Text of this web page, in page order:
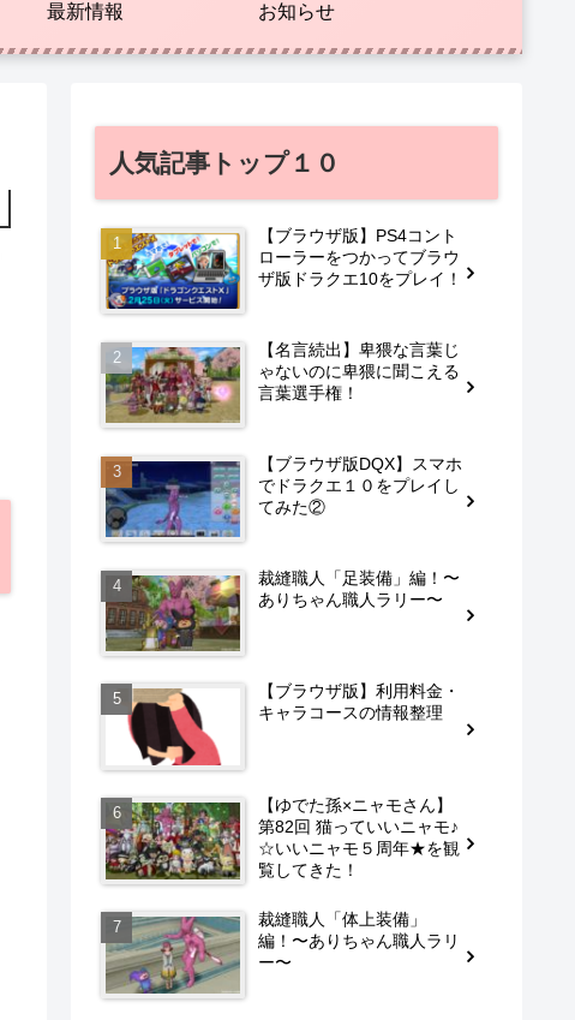
最新情報 お知らせ
人気記事トップ１０
【ブラウザ版】PS4コント
ローラーをつかってブラウ
ザ版ドラクエ10をプレイ！
【名言続出】卑猥な言葉じ
ゃないのに卑猥に聞こえる
言葉選手権！
【ブラウザ版DQX】スマホ
でドラクエ１０をプレイし
てみた②
裁縫職人「足装備」編！〜
ありちゃん職人ラリー〜
【ブラウザ版】利用料金・
キャラコースの情報整理
【ゆでた孫×ニャモさん】
第82回 猫っていいニャモ♪
☆いいニャモ５周年★を観
覧してきた！
裁縫職人「体上装備」
編！〜ありちゃん職人ラリ
ー〜